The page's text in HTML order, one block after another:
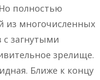
полностью
из многочисленных
с загнутыми
зрелище.
Ближе к концу